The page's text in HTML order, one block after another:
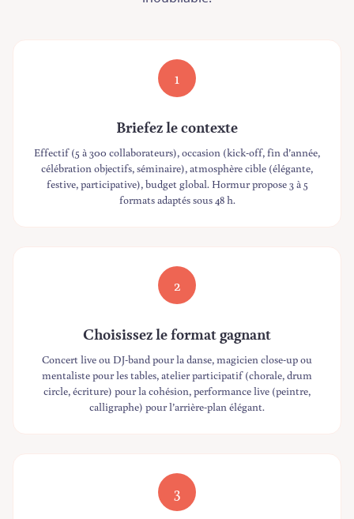
1
Briefez le contexte
Effectif (5 à 300 collaborateurs), occasion (kick-off, fin d’année,
célébration objectifs, séminaire), atmosphère cible (élégante,
festive, participative), budget global. Hormur propose 3 à 5
formats adaptés sous 48 h.
2
Choisissez le format gagnant
Concert live ou DJ-band pour la danse, magicien close-up ou
mentaliste pour les tables, atelier participatif (chorale, drum
circle, écriture) pour la cohésion, performance live (peintre,
calligraphe) pour l’arrière-plan élégant.
3